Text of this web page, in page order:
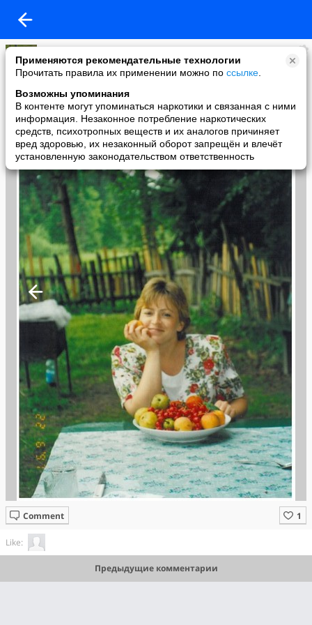
Применяются рекомендательные технологии
Прочитать правила их применении можно по ссылке
Возможны упоминания
В контенте могут упоминаться наркотики и связанная с ними
информация. Незаконное потребление наркотических
средств, психотропных веществ и их аналогов причиняет
вред здоровью, их незаконный оборот запрещён и влечёт
установленную законодательством ответственность
Leonov
added a photo
26 Jul в 14:58
Comment
Like:
Предыдущие комментарии